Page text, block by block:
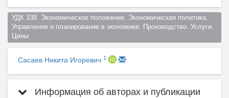
УДК 338  Экономическое положение. Экономическая политика.
Управление и планирование в экономике. Производство. Услуги.
Цены
Сасаев Никита Игоревич 1
Информация об авторах и публикации